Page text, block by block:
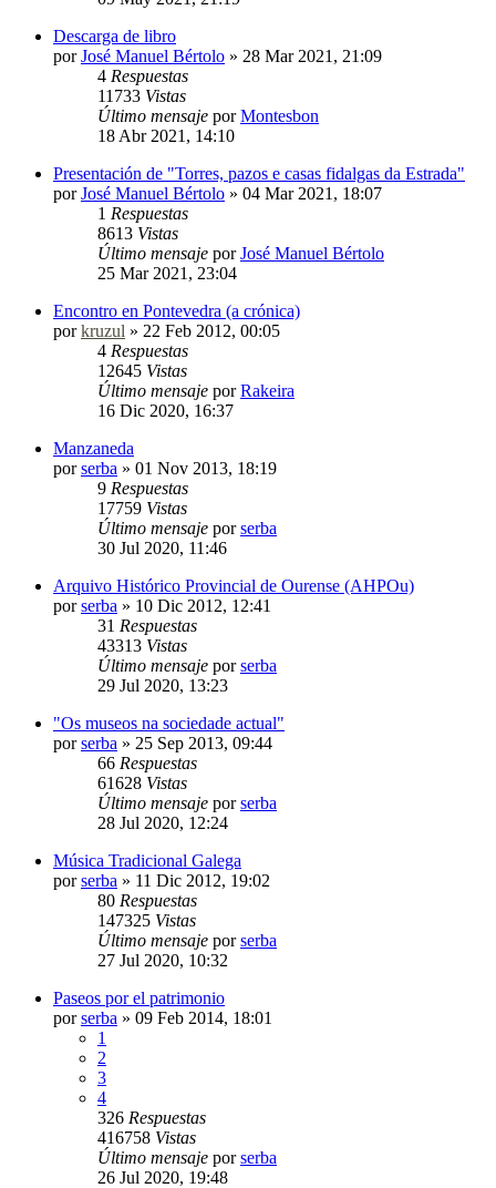
Descarga de libro
porJosé Manuel Bértolo » 28 Mar 2021, 21:09
4 Respuestas
11733 Vistas
Último mensaje porMontesbon
18 Abr 2021, 14:10
Presentación de "Torres, pazos e casas fidalgas da Estrada"
porJosé Manuel Bértolo » 04 Mar 2021, 18:07
1 Respuestas
8613 Vistas
Último mensaje porJosé Manuel Bértolo
25 Mar 2021, 23:04
Encontro en Pontevedra (a crónica)
porkruzul » 22 Feb 2012, 00:05
4 Respuestas
12645 Vistas
Último mensaje porRakeira
16 Dic 2020, 16:37
Manzaneda
porserba » 01 Nov 2013, 18:19
9 Respuestas
17759 Vistas
Último mensaje porserba
30 Jul 2020, 11:46
Arquivo Histórico Provincial de Ourense (AHPOu)
porserba » 10 Dic 2012, 12:41
31 Respuestas
43313 Vistas
Último mensaje porserba
29 Jul 2020, 13:23
"Os museos na sociedade actual"
porserba » 25 Sep 2013, 09:44
66 Respuestas
61628 Vistas
Último mensaje porserba
28 Jul 2020, 12:24
Música Tradicional Galega
porserba » 11 Dic 2012, 19:02
80 Respuestas
147325 Vistas
Último mensaje porserba
27 Jul 2020, 10:32
Paseos por el patrimonio
porserba » 09 Feb 2014, 18:01
1
2
3
4
326 Respuestas
416758 Vistas
Último mensaje porserba
26 Jul 2020, 19:48